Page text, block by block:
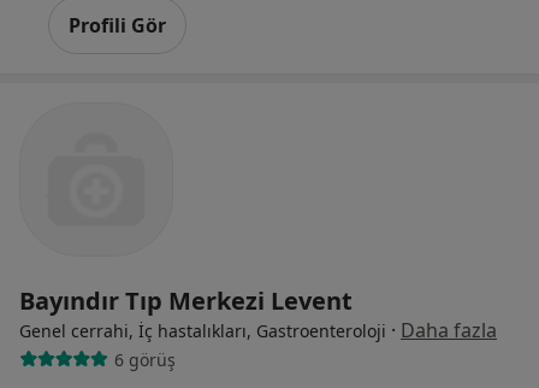
Profili Gör
Bayındır Tıp Merkezi Levent
Genel cerrahi, İç hastalıkları, Gastroenteroloji · Daha fazla
6 görüş